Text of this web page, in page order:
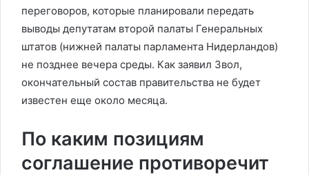
переговоров, которые планировали передать
выводы депутатам второй палаты Генеральных
штатов (нижней палаты парламента Нидерландов)
не позднее вечера среды. Как заявил Звол,
окончательный состав правительства не будет
известен еще около месяца.
По каким позициям
соглашение противоречит